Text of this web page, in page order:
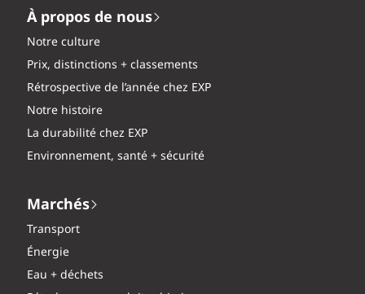
À propos de nous
Notre culture
Prix, distinctions + classements
Rétrospective de l’année chez EXP
Notre histoire
La durabilité chez EXP
Environnement, santé + sécurité
Marchés
Transport
Énergie
Eau + déchets